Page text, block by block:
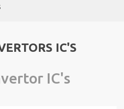
IC'S
IC's